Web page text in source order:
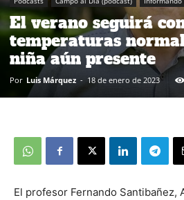
El verano seguirá
temperaturas
niña aún presente
Por Luis Márquez - 18 de enero de 2023
El profesor Fernando Santibañez,